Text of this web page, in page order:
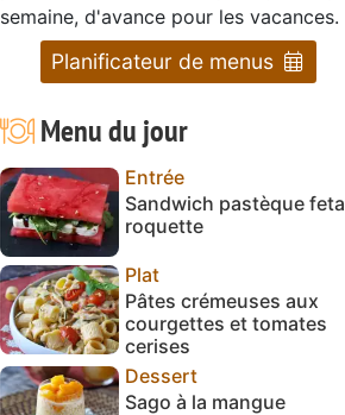
semaine, d'avance pour les vacances.
Planificateur de menus
Menu du jour
Entrée
Sandwich pastèque feta
roquette
Plat
Pâtes crémeuses aux
courgettes et tomates
cerises
Dessert
Sago à la mangue